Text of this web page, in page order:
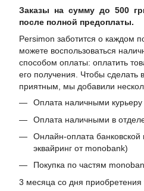
Заказы на сумму до 500
после полной предоплаты.
Persimon заботится о каждом
можете воспользоваться
способом оплаты: оплатить
его получения. Чтобы
приятным, мы добавили
Оплата наличными курьеру
Оплата наличными в
Онлайн-оплата банковской
эквайринг от monobank)
Покупка по частям
3 месяца со дня приобретения